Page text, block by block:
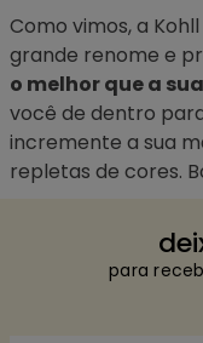
Como vimos, a
grande renome e
o melhor que a
você de dentro
incremente a sua
repletas de cores.
para